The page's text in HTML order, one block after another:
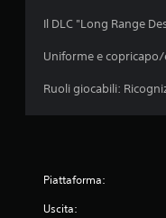
Il DLC "Long Range
Uniforme e
Ruoli giocabili:
Piattaforma:
Uscita: